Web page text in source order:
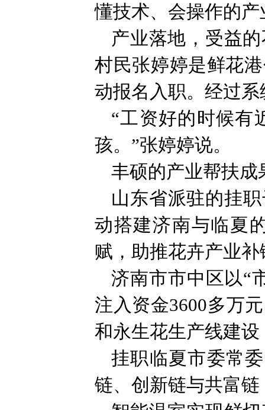
懂技术、会操作的产
产业落地，受益
村民张婷婷是鲜花
动报名入职。经过
“工资好的时候有
孩。”张婷婷说。
丰硕的产业帮扶成
山东省派驻的挂
动搭建济南与临夏
赋，助推花卉产业
济南市市中区以“
注入资金3600多万
和永生花生产线建
挂职临夏市委常
链、创新链与共富